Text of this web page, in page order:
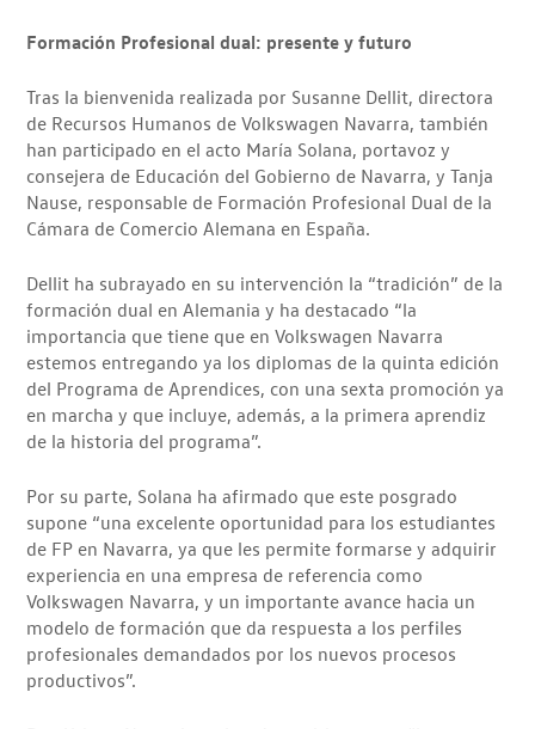
Formación Profesional dual: presente y futuro
Tras la bienvenida realizada por Susanne Dellit, directora
de Recursos Humanos de Volkswagen Navarra, también
han participado en el acto María Solana, portavoz y
consejera de Educación del Gobierno de Navarra, y Tanja
Nause, responsable de Formación Profesional Dual de la
Cámara de Comercio Alemana en España.
Dellit ha subrayado en su intervención la “tradición” de la
formación dual en Alemania y ha destacado “la
importancia que tiene que en Volkswagen Navarra
estemos entregando ya los diplomas de la quinta edición
del Programa de Aprendices, con una sexta promoción ya
en marcha y que incluye, además, a la primera aprendiz
de la historia del programa”.
Por su parte, Solana ha afirmado que este posgrado
supone “una excelente oportunidad para los estudiantes
de FP en Navarra, ya que les permite formarse y adquirir
experiencia en una empresa de referencia como
Volkswagen Navarra, y un importante avance hacia un
modelo de formación que da respuesta a los perfiles
profesionales demandados por los nuevos procesos
productivos”.